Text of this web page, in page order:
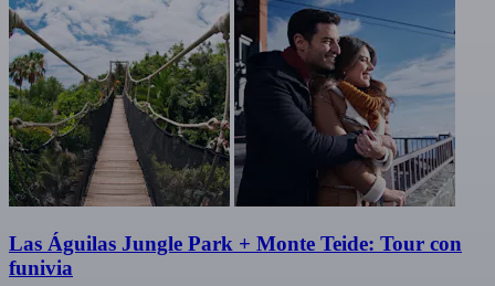
Las Águilas Jungle Park + Monte Teide: Tour con
funivia